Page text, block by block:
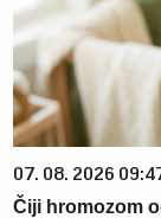
07. 08. 2026
Čiji hromozom